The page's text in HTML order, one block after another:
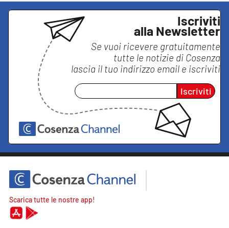
Iscriviti
alla Newsletter
Se vuoi ricevere gratuitamente
tutte le notizie di Cosenza
lascia il tuo indirizzo email e iscriviti
Iscriviti
Scarica tutte le nostre app!